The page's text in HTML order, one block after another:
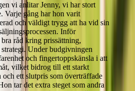
vi anlitar Jenny, vi har stort
Varje gång har hon varit
och väldigt trygg att ha vid sin
Inför
råd kring prissättning,
Under budgivningen
och fingertoppskänsla i att
vilket bidrog till ett starkt
och ett slutpris som överträffade
tar det extra steget som andra